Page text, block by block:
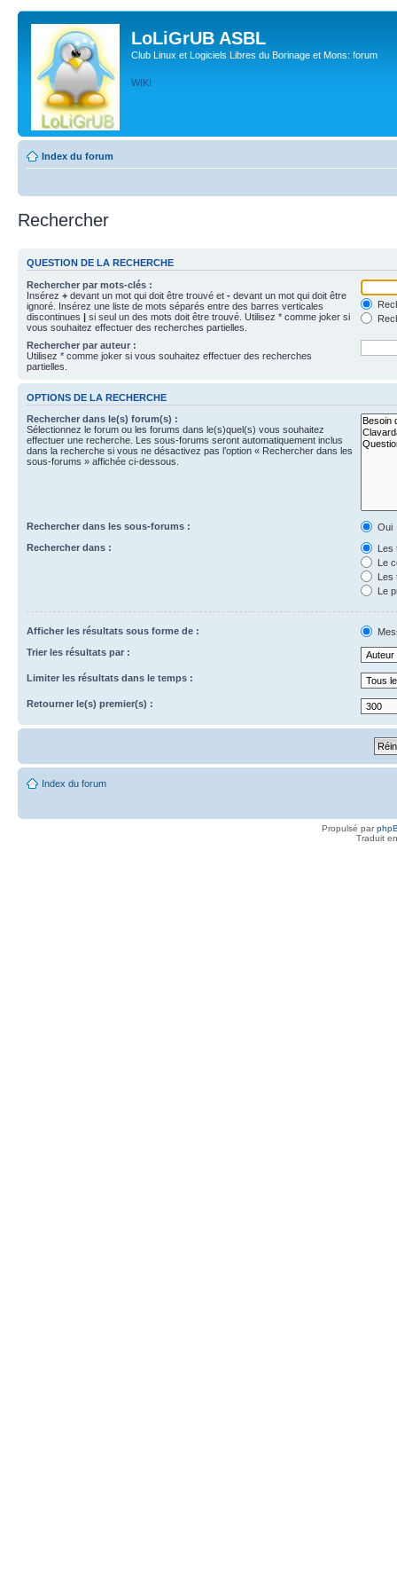
LoLiGrUB ASBL
Club Linux et Logiciels Libres du Borinage et Mons: forum
WIKI
Index du forum
Rechercher
QUESTION DE LA RECHERCHE
Rechercher par mots-clés :
Insérez + devant un mot qui doit être trouvé et - devant un mot qui doit être
ignoré. Insérez une liste de mots séparés entre des barres verticales
discontinues | si seul un des mots doit être trouvé. Utilisez * comme joker si
vous souhaitez effectuer des recherches partielles.
Rechercher par auteur :
Utilisez * comme joker si vous souhaitez effectuer des recherches
partielles.
OPTIONS DE LA RECHERCHE
Rechercher dans le(s) forum(s) :
Sélectionnez le forum ou les forums dans le(s)quel(s) vous souhaitez
effectuer une recherche. Les sous-forums seront automatiquement inclus
dans la recherche si vous ne désactivez pas l’option « Rechercher dans les
sous-forums » affichée ci-dessous.
Rechercher dans les sous-forums :
Oui
Rechercher dans :
Les
Le
Les
Le
Afficher les résultats sous forme de :
Trier les résultats par :
Limiter les résultats dans le temps :
Retourner le(s) premier(s) :
Index du forum
Propulsé par
Traduit